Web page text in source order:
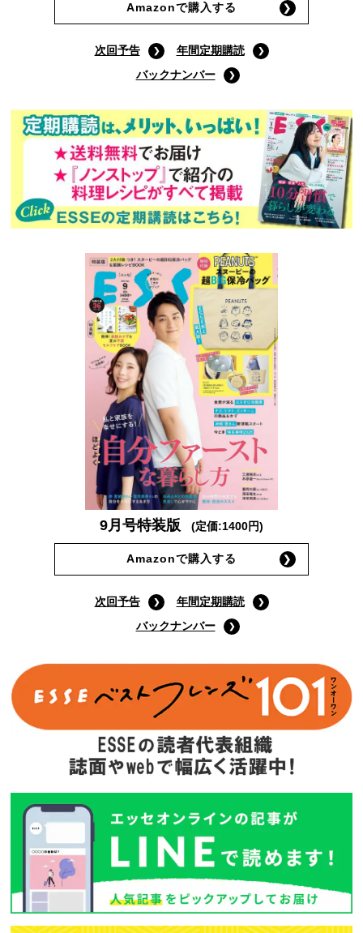
Amazonで購入する
次回予告
年間定期購読
バックナンバー
9月号特装版 (定価:1400円)
Amazonで購入する
次回予告
年間定期購読
バックナンバー